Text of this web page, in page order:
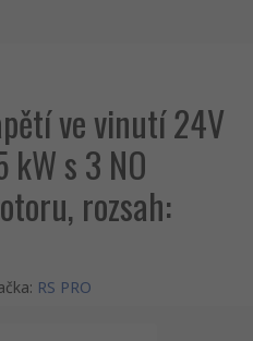
ve vinutí 24V
kW s 3 NO
rozsah:
: RS PRO